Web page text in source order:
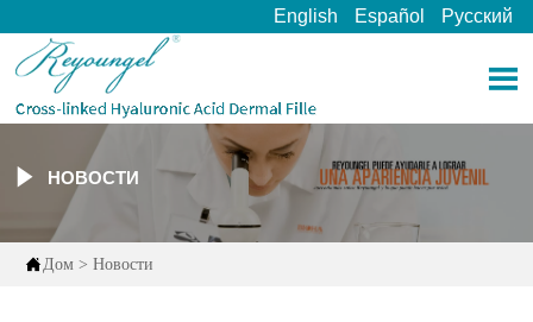
English Español Русский

 НОВОСТИ
 Дом > Новости